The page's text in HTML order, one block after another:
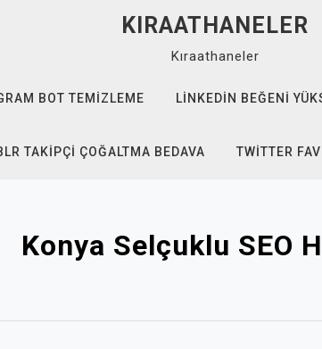
KIRAATHANELER
Kıraathaneler
BOT TEMIZLEME LINKEDIN BEĞENI
TAKIPÇI ÇOĞALTMA BEDAVA TWITTER
Konya Selçuklu SEO